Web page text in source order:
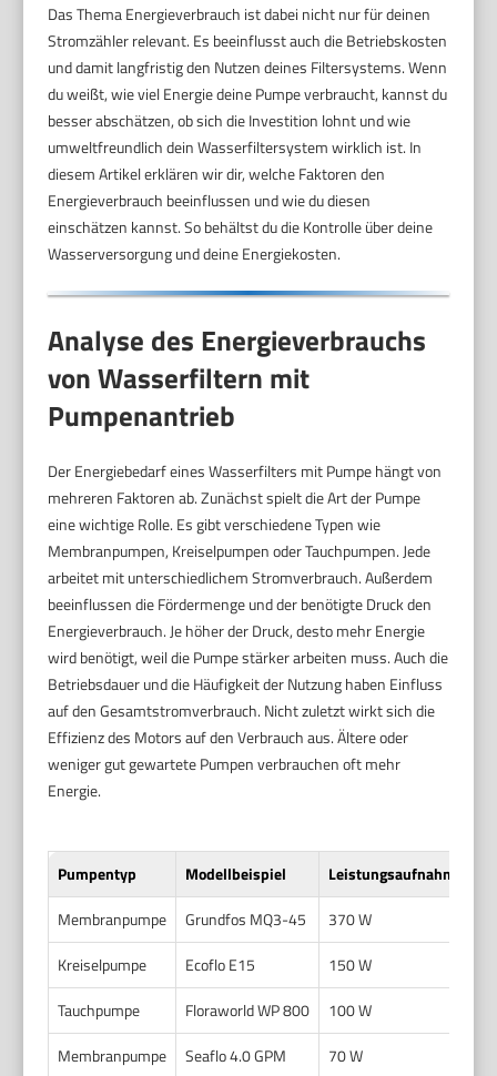
Das Thema Energieverbrauch ist dabei nicht nur für deinen
Stromzähler relevant. Es beeinflusst auch die Betriebskosten
und damit langfristig den Nutzen deines Filtersystems. Wenn
du weißt, wie viel Energie deine Pumpe verbraucht, kannst du
besser abschätzen, ob sich die Investition lohnt und wie
umweltfreundlich dein Wasserfiltersystem wirklich ist. In
diesem Artikel erklären wir dir, welche Faktoren den
Energieverbrauch beeinflussen und wie du diesen
einschätzen kannst. So behältst du die Kontrolle über deine
Wasserversorgung und deine Energiekosten.
Analyse des Energieverbrauchs
von Wasserfiltern mit
Pumpenantrieb
Der Energiebedarf eines Wasserfilters mit Pumpe hängt von
mehreren Faktoren ab. Zunächst spielt die Art der Pumpe
eine wichtige Rolle. Es gibt verschiedene Typen wie
Membranpumpen, Kreiselpumpen oder Tauchpumpen. Jede
arbeitet mit unterschiedlichem Stromverbrauch. Außerdem
beeinflussen die Fördermenge und der benötigte Druck den
Energieverbrauch. Je höher der Druck, desto mehr Energie
wird benötigt, weil die Pumpe stärker arbeiten muss. Auch die
Betriebsdauer und die Häufigkeit der Nutzung haben Einfluss
auf den Gesamtstromverbrauch. Nicht zuletzt wirkt sich die
Effizienz des Motors auf den Verbrauch aus. Ältere oder
weniger gut gewartete Pumpen verbrauchen oft mehr
Energie.
Pumpentyp Modellbeispiel
Leistungsaufnahme
Membranpumpe
Grundfos MQ3-45
370 W
Kreiselpumpe
Ecoflo E15
150 W
Tauchpumpe
Floraworld WP 800
100 W
Membranpumpe
Seaflo 4.0 GPM 70 W